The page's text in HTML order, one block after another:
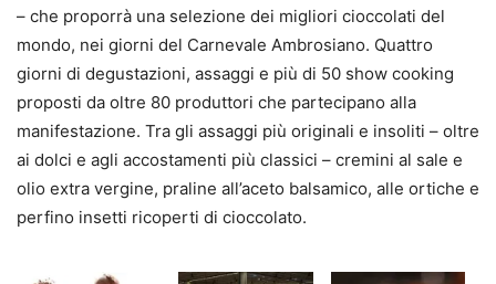
– che proporrà una selezione dei migliori cioccolati del
mondo, nei giorni del Carnevale Ambrosiano. Quattro
giorni di degustazioni, assaggi e più di 50 show cooking
proposti da oltre 80 produttori che partecipano alla
manifestazione. Tra gli assaggi più originali e insoliti – oltre
ai dolci e agli accostamenti più classici – cremini al sale e
olio extra vergine, praline all’aceto balsamico, alle ortiche e
perfino insetti ricoperti di cioccolato.